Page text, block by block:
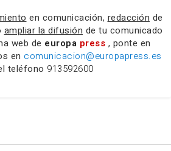
en comunicación, redacción de
ampliar la difusión de tu comunicado
web de europa press , ponte en
en comunicacion@europapress.es
teléfono 913592600